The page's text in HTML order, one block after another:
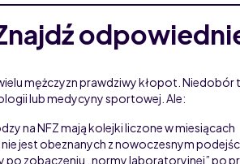
mężczyzn prawdziwy kłopot.
lub medycyny sportowej. Ale:
na NFZ mają kolejki liczone w miesiącach
nie jest obeznanych z nowoczesnym
po zobaczeniu „normy laboratoryjnej” po